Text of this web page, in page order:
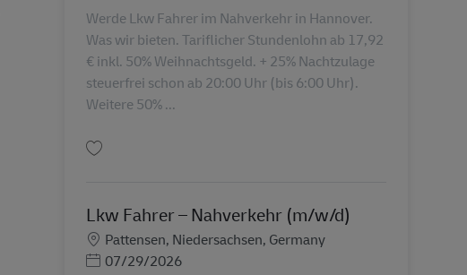
Werde Lkw Fahrer im Nahverkehr in Hannover.
Was wir bieten. Tariflicher Stundenlohn ab 17,92
€ inkl. 50% Weihnachtsgeld. + 25% Nachtzulage
steuerfrei schon ab 20:00 Uhr (bis 6:00 Uhr).
Weitere 50% ...
Lkw Fahrer – Nahverkehr (m/w/d)
LokasiPattensen, Niedersachsen, Germany
Posted Date
07/29/2026